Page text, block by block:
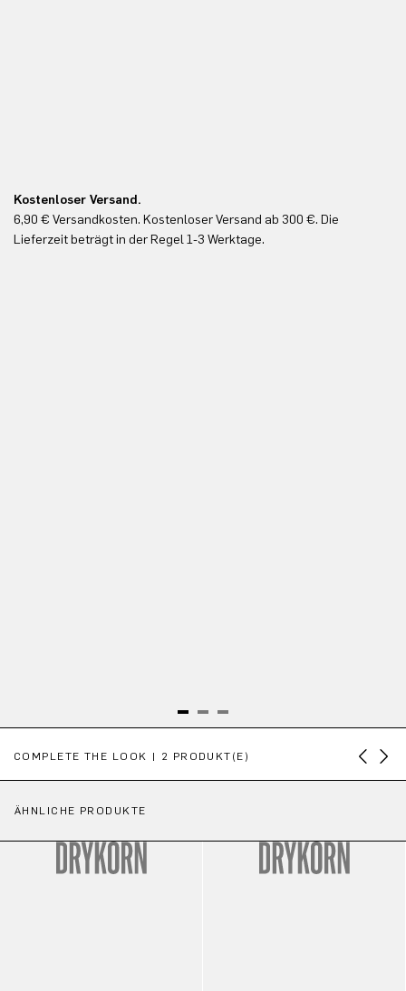
Kostenloser Versand.
6,90 € Versandkosten. Kostenloser Versand ab 300 €. Die
Lieferzeit beträgt in der Regel 1-3 Werktage.
COMPLETE THE LOOK | 2 PRODUKT(E)
ÄHNLICHE PRODUKTE